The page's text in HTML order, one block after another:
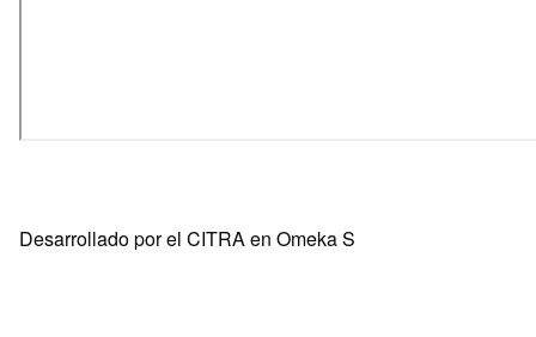
Desarrollado por el CITRA en Omeka S